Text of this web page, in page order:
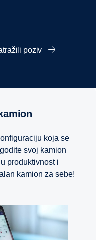
poziv
koja se
svoj kamion
produktivnost i
kamion za sebe!